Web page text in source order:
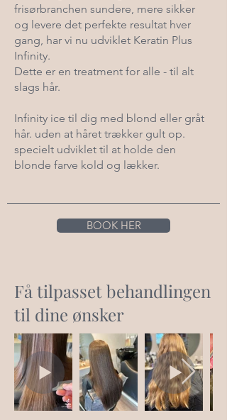
frisørbranchen sundere, mere sikker
og levere det perfekte resultat hver
gang, har vi nu udviklet Keratin Plus
Infinity.
Dette er en treatment for alle - til alt
slags hår.
Infinity ice til dig med blond eller gråt
hår. uden at håret trækker gult op.
specielt udviklet til at holde den
blonde farve kold og lækker.
BOOK HER
Få tilpasset behandlingen
til dine ønsker